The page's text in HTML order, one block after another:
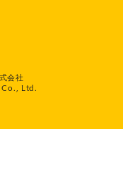
会社
Ltd.